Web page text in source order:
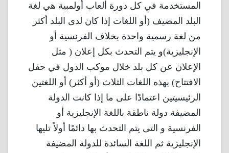
المستخدمة في كل دورة ألعاب أولمبية هي لغة
البلد المضيف (أو اللغات إذا كان لدى البلد أكثر
من لغة رسمية واحدة بخلاف الفرنسية أو
الإنجليزية)و يتم التحدث بكل إعلان ( مثل
الإعلان عن كل بلد خلال موكب الدول في حفل
الافتتاح) بهذه اللغات الثلاث (أو أكثر) أو اللغتين
الرئيسيتين اعتمادًا على ما إذا كانت الدولة
المضيفة دولة ناطقة باللغة الإنجليزية أو
الفرنسية و التى يتم التحدث بها دائمًا أولاً تليها
الإنجليزية ثم اللغة السائدة للدولة المضيفة